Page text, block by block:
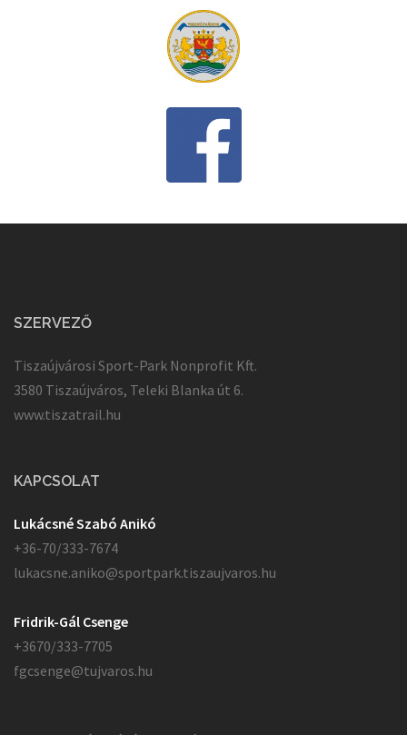
SZERVEZŐ
Tiszaújvárosi Sport-Park Nonprofit Kft.
3580 Tiszaújváros, Teleki Blanka út 6.
www.tiszatrail.hu
KAPCSOLAT
Lukácsné Szabó Anikó
+36-70/333-7674
lukacsne.aniko@sportpark.tiszaujvaros.hu
Fridrik-Gál Csenge
+3670/333-7705
fgcsenge@tujvaros.hu